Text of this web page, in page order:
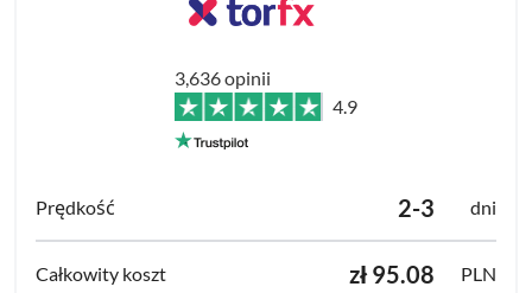
3,636 opinii
4.9
2-3 dni
zł 95.08
PLN